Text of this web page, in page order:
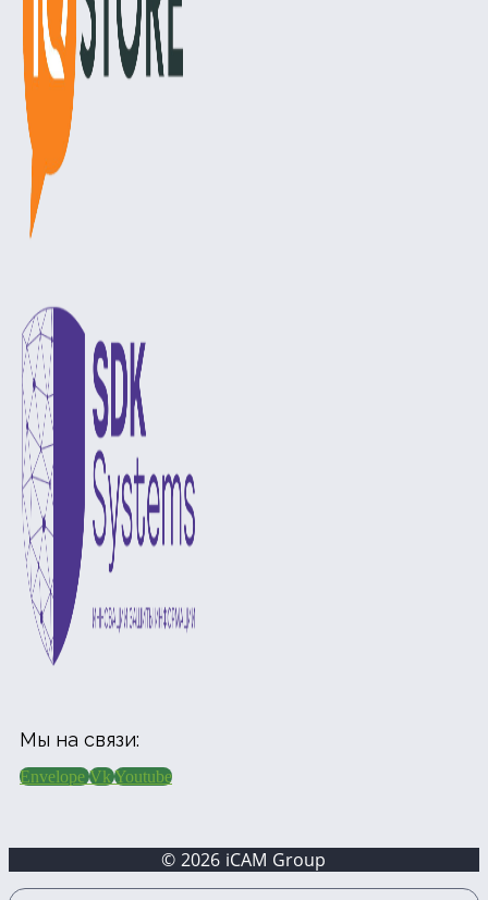
Мы на связи:
Envelope Vk Youtube
© 2026 iCAM Group